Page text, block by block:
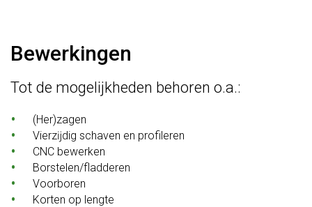
Bewerkingen
Tot de mogelĳkheden behoren o.a.:
(Her)zagen
Vierzĳdig schaven en profileren
CNC bewerken
Borstelen/fladderen
Voorboren
Korten op lengte